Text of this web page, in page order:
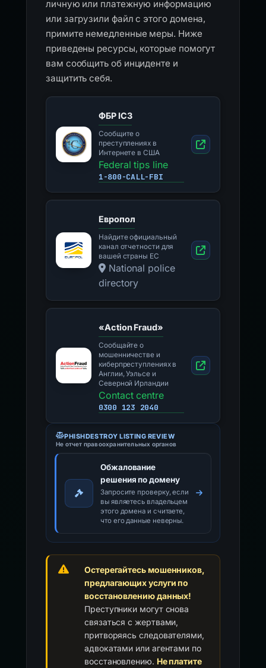
личную или платежную информацию
или загрузили файл с этого домена,
примите немедленные меры. Ниже
приведены ресурсы, которые помогут
вам сообщить об инциденте и
защитить себя.
ФБР IC3
Сообщите о
преступлениях в
Интернете в США
Federal tips line
1-800-CALL-FBI
Европол
Найдите официальный
канал отчетности для
вашей страны ЕС
National police
directory
«Action Fraud»
Сообщайте о
мошенничестве и
киберпреступлениях в
Англии, Уэльсе и
Северной Ирландии
Contact centre
0300 123 2040
PHISHDESTROY LISTING REVIEW
Не отчет правоохранительных органов
Обжалование
решения по домену
Запросите проверку, если
вы являетесь владельцем
этого домена и считаете,
что его данные неверны.
Остерегайтесь мошенников,
предлагающих услуги по
восстановлению данных!
Преступники могут снова
связаться с жертвами,
притворяясь следователями,
адвокатами или агентами по
восстановлению. Не платите